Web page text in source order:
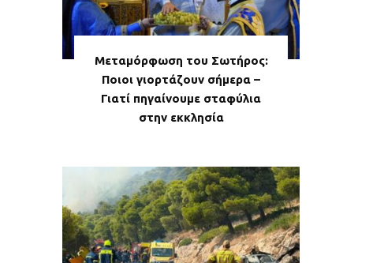
Μεταμόρφωση του Σωτήρος:
Ποιοι γιορτάζουν σήμερα –
Γιατί πηγαίνουμε σταφύλια
στην εκκλησία